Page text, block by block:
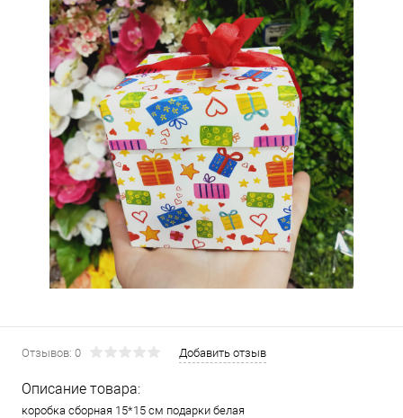
Отзывов: 0 Добавить отзыв
Описание товара:
коробка сборная 15*15 см подарки белая